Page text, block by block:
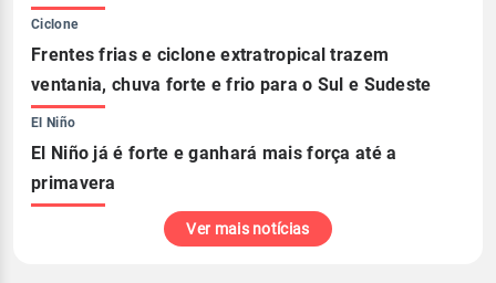
Ciclone
Frentes frias e ciclone extratropical trazem
ventania, chuva forte e frio para o Sul e Sudeste
El Niño
El Niño já é forte e ganhará mais força até a
primavera
Ver mais notícias